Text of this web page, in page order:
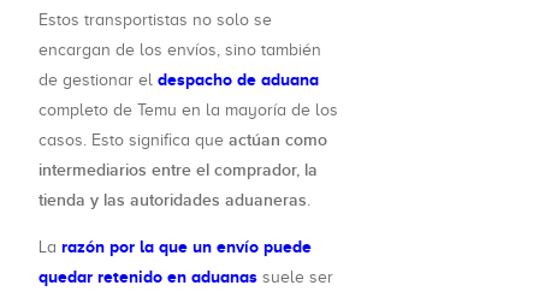
Estos transportistas no solo se
encargan de los envíos, sino también
de gestionar el despacho de aduana
completo de Temu en la mayoría de los
casos. Esto significa que actúan como
intermediarios entre el comprador, la
tienda y las autoridades aduaneras.
La razón por la que un envío puede
quedar retenido en aduanas suele ser